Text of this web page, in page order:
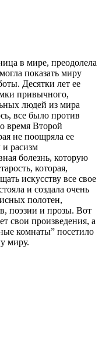
в мире, преодолела
показать миру
Десятки лет ее
привычного,
людей из мира
все было против
время Второй
не поощряла ее
и расизм
болезнь, которую
которая,
искусству все свое
и создала очень
полотен,
поэзии и прозы. Вот
свои произведения, а
комнаты” посетило
миру.